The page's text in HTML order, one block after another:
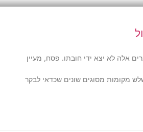
אלה לא יצא ידי חובתו. פסח, מעיין
מקומות מסוגים שונים שכדאי לבקר